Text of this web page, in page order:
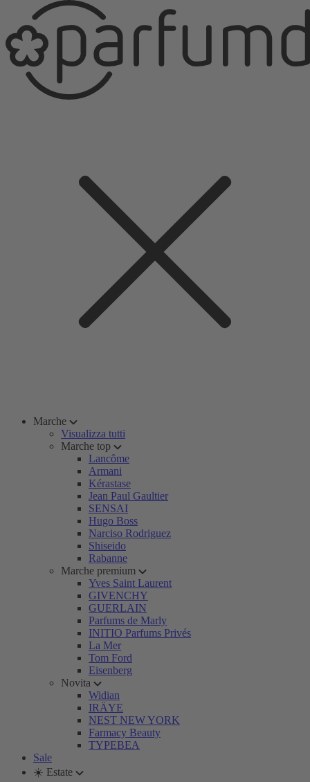
Marche
Visualizza tutti
Marche top
Lancôme
Armani
Kérastase
Jean Paul Gaultier
SENSAI
Hugo Boss
Narciso Rodriguez
Shiseido
Rabanne
Marche premium
Yves Saint Laurent
GIVENCHY
GUERLAIN
Parfums de Marly
INITIO Parfums Privés
La Mer
Tom Ford
Eisenberg
Novita
Widian
IRÄYE
NEST NEW YORK
Farmacy Beauty
TYPEBEA
Sale
☀️ Estate